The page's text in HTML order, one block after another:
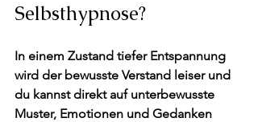
Selbsthypnose?
In einem Zustand tiefer Entspannung
wird der bewusste Verstand leiser und
du kannst direkt auf unterbewusste
Muster, Emotionen und Gedanken